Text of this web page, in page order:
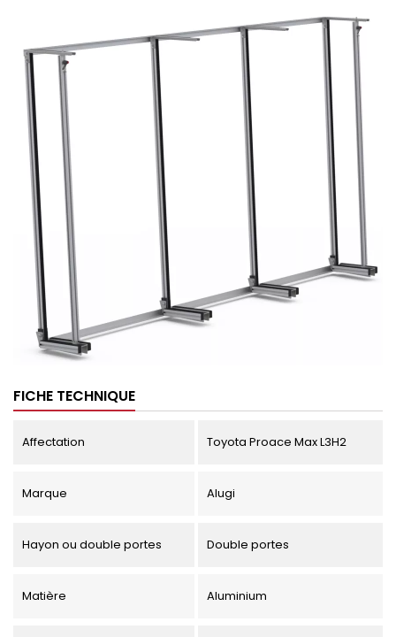
FICHE TECHNIQUE
Affectation Toyota Proace Max L3H2
Marque Alugi
Hayon ou double portes Double portes
Matière Aluminium